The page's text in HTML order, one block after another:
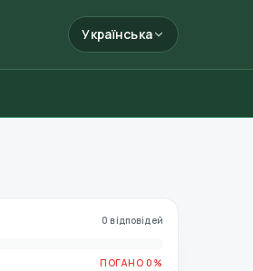
Українська
0 відповідей
ПОГАНО 0%